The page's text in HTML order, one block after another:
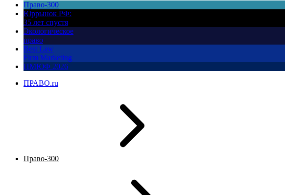
Право-300
Юррынок РФ:
35 лет спустя
Экологическое
право
Best Law
Firm Marketing
ПМЮФ 2026
ПРАВО.ru
Право-300